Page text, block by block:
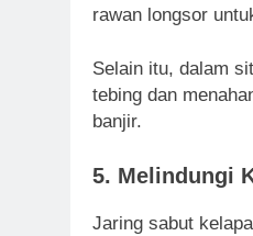
rawan longsor
Selain itu, dalam
tebing dan
banjir.
5. Melindungi
Jaring sabut